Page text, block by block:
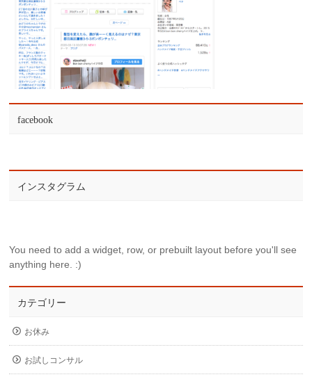
facebook
インスタグラム
You need to add a widget, row, or prebuilt layout before you'll see
anything here. :)
カテゴリー
お休み
お試しコンサル